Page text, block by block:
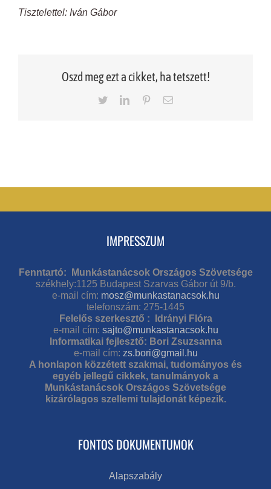
Tisztelettel: Iván Gábor
Oszd meg ezt a cikket, ha tetszett!
TwitterLinkedInPinterestEmail
IMPRESSZUM
Fenntartó: Munkástanácsok Országos Szövetsége
székhely:1125 Budapest Szarvas Gábor út 9/b.
e-mail cím: mosz@munkastanacsok.hu
telefonszám: 275-1445
Felelős szerkesztő : Idrányi Flóra
e-mail cím: sajto@munkastanacsok.hu
Informatikai fejlesztő: Bori Zsuzsanna
e-mail cím: zs.bori@gmail.hu
A honlapon közzétett szakmai, tudományos és
egyéb jellegű cikkek, tanulmányok a
Munkástanácsok Országos Szövetsége
kizárólagos szellemi tulajdonát képezik.
FONTOS DOKUMENTUMOK
Alapszabály